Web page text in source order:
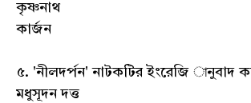
কৃষ্ণনাথ
কার্জন
৫. 'নীলদর্পন' নাটকটির ইংরেজি ানুবাদ
মধুসূদন দত্ত